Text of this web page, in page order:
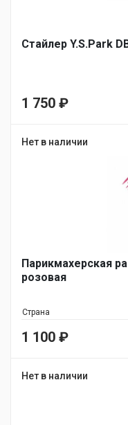
Стайлер Y.S.Park
1 750 ₽
Нет в наличии
Парикмахерская
розовая
Страна
1 100 ₽
Нет в наличии